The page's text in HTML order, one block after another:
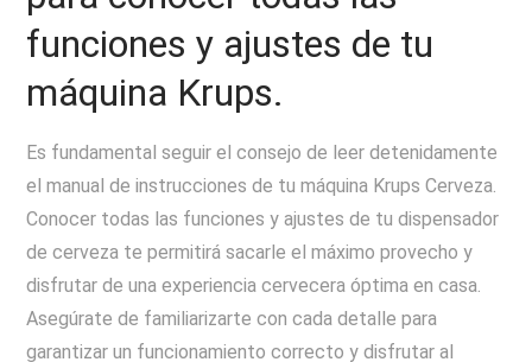
funciones y ajustes de tu
máquina Krups.
Es fundamental seguir el consejo de leer detenidamente
el manual de instrucciones de tu máquina Krups Cerveza.
Conocer todas las funciones y ajustes de tu dispensador
de cerveza te permitirá sacarle el máximo provecho y
disfrutar de una experiencia cervecera óptima en casa.
Asegúrate de familiarizarte con cada detalle para
garantizar un funcionamiento correcto y disfrutar al